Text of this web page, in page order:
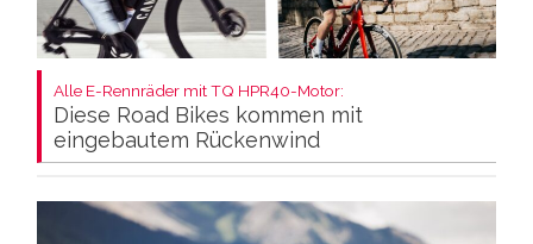
Alle E-Rennräder mit TQ HPR40-Motor:
Diese Road Bikes kommen mit
eingebautem Rückenwind